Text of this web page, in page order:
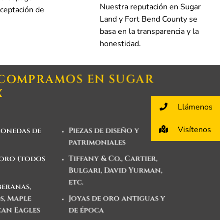
de
Nuestra reputación en Sugar
Land y Fort Bend County se
basa en la transparencia y la
honestidad.
EN SUGAR
de
(todos
Maple
Eagles
Piezas de diseño y
patrimoniales
Tiffany & Co., Cartier,
Bulgari, David Yurman,
etc.
Joyas de oro antiguas y
de época
Llámenos
Visítenos